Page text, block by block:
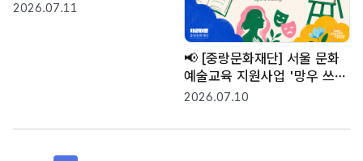
2026.07.11
📢 [중랑문화재단] 서울 문화
예술교육 지원사업 '망우 쓰
다' 참여자 모집
2026.07.10